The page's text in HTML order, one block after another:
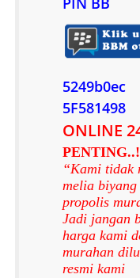
5249b0ec
5F581498
ONLINE
“Kami tidak
melia
propolis
Jadi jangan
harga kami
murahan
resmi kami